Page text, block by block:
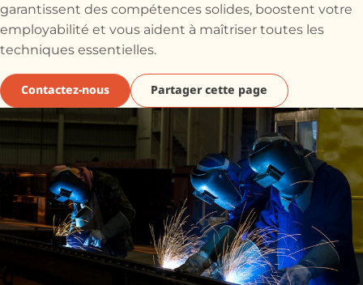
garantissent des compétences solides, boostent votre
employabilité et vous aident à maîtriser toutes les
techniques essentielles.
Contactez-nous Partager cette page